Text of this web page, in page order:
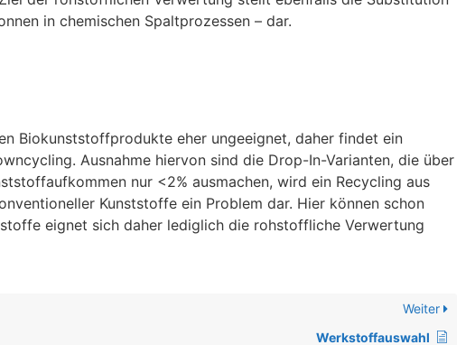
in chemischen Spaltprozessen – dar.
Biokunststoffprodukte eher ungeeignet, daher findet ein
Ausnahme hiervon sind die Drop-In-Varianten, die über
nur <2% ausmachen, wird ein Recycling aus
Kunststoffe ein Problem dar. Hier können schon
eignet sich daher lediglich die rohstoffliche Verwertung
Weiter
Werkstoffauswahl